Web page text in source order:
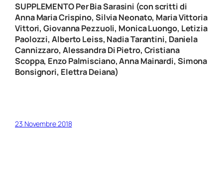
SUPPLEMENTO Per Bia Sarasini (con scritti di
Anna Maria Crispino, Silvia Neonato, Maria Vittoria
Vittori, Giovanna Pezzuoli, Monica Luongo, Letizia
Paolozzi, Alberto Leiss, Nadia Tarantini, Daniela
Cannizzaro, Alessandra Di Pietro, Cristiana
Scoppa, Enzo Palmisciano, Anna Mainardi, Simona
Bonsignori, Elettra Deiana)
23 Novembre 2018